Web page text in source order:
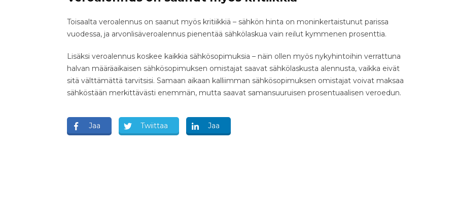
Toisaalta veroalennus on saanut myös kritiikkiä – sähkön hinta on moninkertaistunut parissa
vuodessa, ja arvonlisäveroalennus pienentää sähkölaskua vain reilut kymmenen prosenttia.
Lisäksi veroalennus koskee kaikkia sähkösopimuksia – näin ollen myös nykyhintoihin verrattuna
halvan määräaikaisen sähkösopimuksen omistajat saavat sähkölaskusta alennusta, vaikka eivät
sitä välttämättä tarvitsisi. Samaan aikaan kalliimman sähkösopimuksen omistajat voivat maksaa
sähköstään merkittävästi enemmän, mutta saavat samansuuruisen prosentuaalisen veroedun.
Jaa Twiittaa Jaa